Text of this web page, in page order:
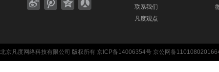
联系我们
凡度观点
北京凡度网络科技有限公司 版权所有 京ICP备14006354号 京公网备